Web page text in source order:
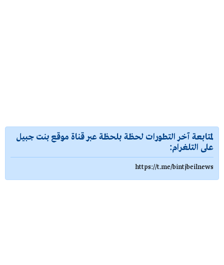
لمتابعة آخر التطورات لحظة بلحظة عبر قناة موقع بنت جبيل
على التلغرام:
https://t.me/bintjbeilnews